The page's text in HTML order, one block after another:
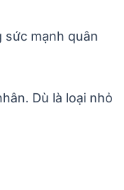
sức mạnh quân
Dù là loại nhỏ